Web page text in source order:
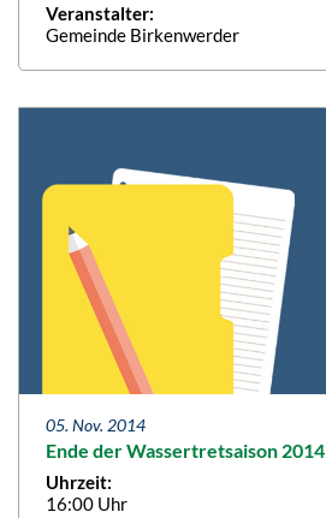
Veranstalter:
Gemeinde Birkenwerder
05. Nov. 2014
Ende der Wassertretsaison 2014
Uhrzeit:
16:00 Uhr